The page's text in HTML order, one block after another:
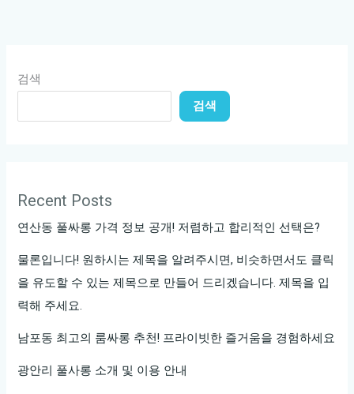
검색
검색
Recent Posts
연산동 풀싸롱 가격 정보 공개! 저렴하고 합리적인 선택은?
물론입니다! 원하시는 제목을 알려주시면, 비슷하면서도 클릭
을 유도할 수 있는 제목으로 만들어 드리겠습니다. 제목을 입
력해 주세요.
남포동 최고의 룸싸롱 추천! 프라이빗한 즐거움을 경험하세요
광안리 풀사롱 소개 및 이용 안내